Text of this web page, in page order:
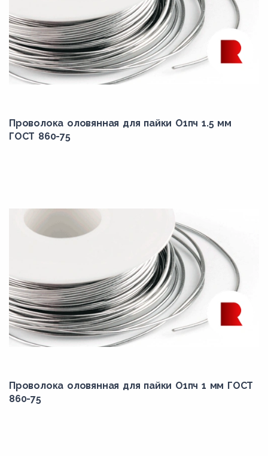
Проволока оловянная для пайки О1пч 1.5 мм
ГОСТ 860-75
Проволока оловянная для пайки О1пч 1 мм ГОСТ
860-75